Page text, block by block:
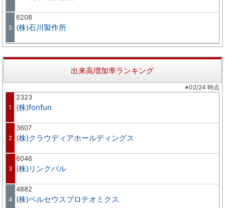
5
6208
(株)石川製作所
出来高増加率ランキング
※02/24 時点
1
2323
(株)fonfun
2
3607
(株)クラウディアホールディングス
3
6046
(株)リンクバル
4
4882
(株)ペルセウスプロテオミクス